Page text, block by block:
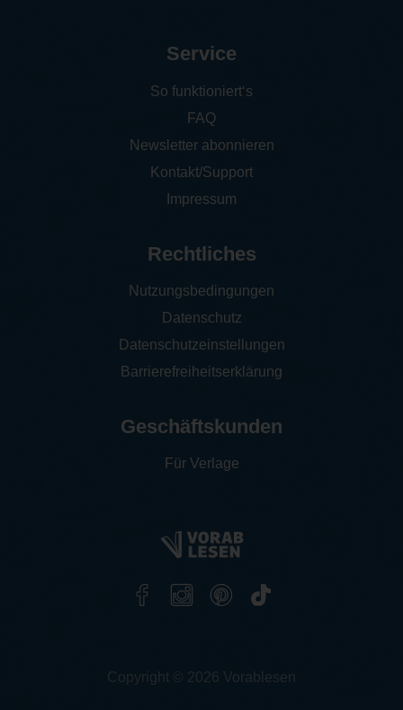
Service
So funktioniert‘s
FAQ
Newsletter abonnieren
Kontakt/Support
Impressum
Rechtliches
Nutzungsbedingungen
Datenschutz
Datenschutzeinstellungen
Barrierefreiheitserklärung
Geschäftskunden
Für Verlage
Copyright © 2026 Vorablesen